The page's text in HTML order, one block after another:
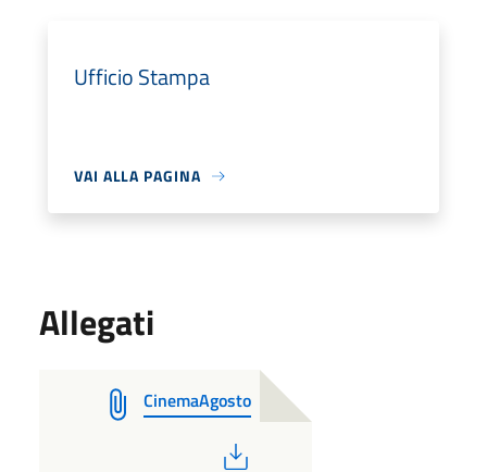
Ufficio Stampa
VAI ALLA PAGINA
Allegati
CinemaAgosto